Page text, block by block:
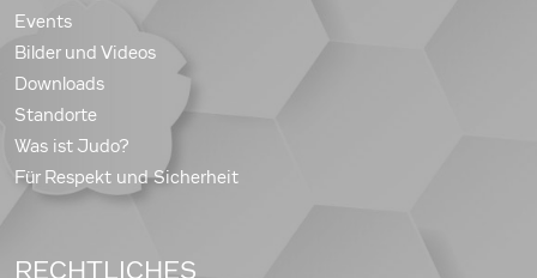
Events
Bilder und Videos
Downloads
Standorte
Was ist Judo?
Für Respekt und Sicherheit
RECHTLICHES